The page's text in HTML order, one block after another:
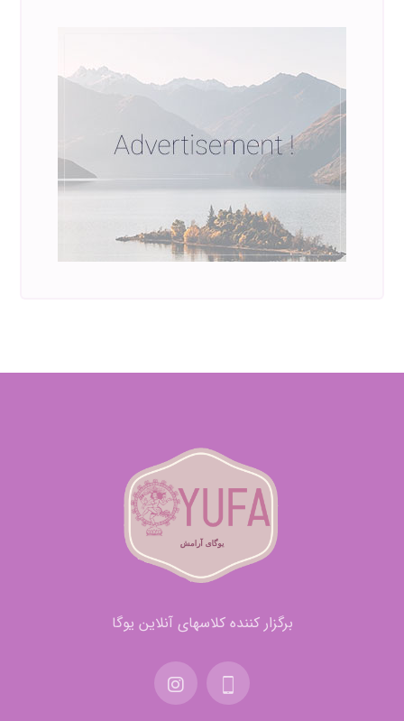
برگزار کننده کلاسهای آنلاین یوگا